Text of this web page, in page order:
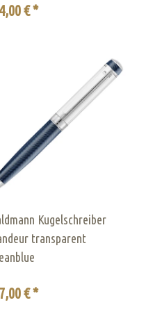
€ *
Kugelschreiber
transparent
€ *